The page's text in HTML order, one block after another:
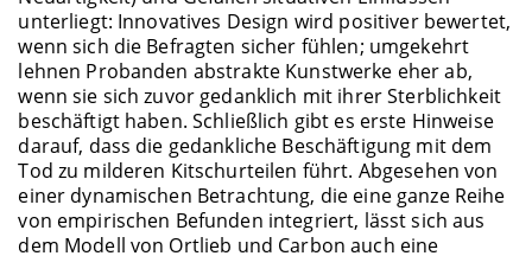
unterliegt: Innovatives Design wird positiver bewertet,
wenn sich die Befragten sicher fühlen; umgekehrt
lehnen Probanden abstrakte Kunstwerke eher ab,
wenn sie sich zuvor gedanklich mit ihrer Sterblichkeit
beschäftigt haben. Schließlich gibt es erste Hinweise
darauf, dass die gedankliche Beschäftigung mit dem
Tod zu milderen Kitschurteilen führt. Abgesehen von
einer dynamischen Betrachtung, die eine ganze Reihe
von empirischen Befunden integriert, lässt sich aus
dem Modell von Ortlieb und Carbon auch eine